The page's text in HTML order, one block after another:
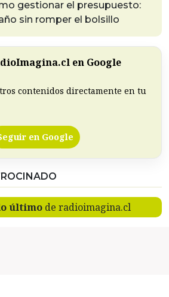
gestionar el presupuesto:
sin romper el bolsillo
en Google
contenidos directamente en tu
en Google
últimode radioimagina.cl